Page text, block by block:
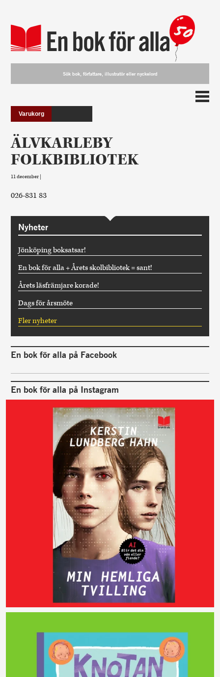
Varukorg
ÄLVKARLEBY
FOLKBIBLIOTEK
11 december |
026-831 83
Nyheter
Jönköping boksatsar!
En bok för alla + Årets skolbibliotek = sant!
Årets läsfrämjare korade!
Dags för årsmöte
Fler nyheter
En bok för alla på Facebook
En bok för alla på Instagram